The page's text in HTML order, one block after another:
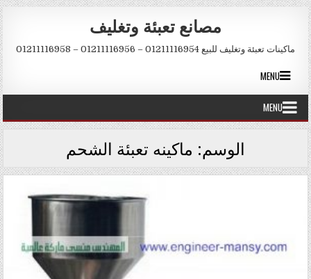
Skip to content
مصانع تعبئة وتغليف
ماكينات تعبئة وتغليف للبيع 01211116954 – 01211116956 – 01211116958
MENU
MENU
الوسم: ماكينه تعبئة الشحم